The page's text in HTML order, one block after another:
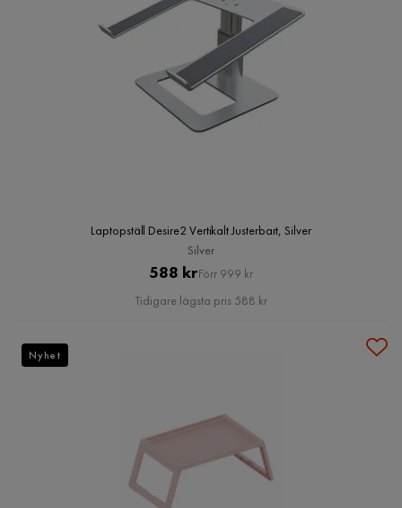
Laptopställ Desire2 Vertikalt Justerbart, Silver
Silver
Pris
588 krOriginal
Pris
Förr 999 kr
Tidigare lägsta pris 588 kr
Nyhet